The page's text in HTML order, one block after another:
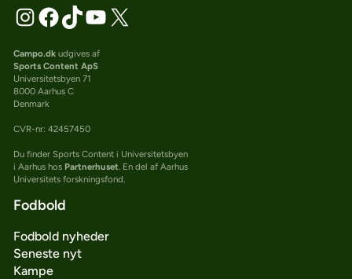
Campo.dkudgives af
Sports Content ApS
Universitetsbyen 71
8000 Aarhus C
Denmark
CVR-nr: 42457450
Du finder Sports Content i Universitetsbyen
i Aarhus hos Partnerhuset. En del af Aarhus
Universitets forskningsfond.
Fodbold
Fodbold nyheder
Seneste nyt
Kampe